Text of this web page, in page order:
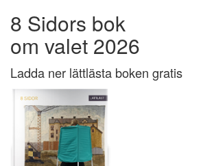
8 Sidors bok
om valet 2026
Ladda ner lättlästa boken gratis